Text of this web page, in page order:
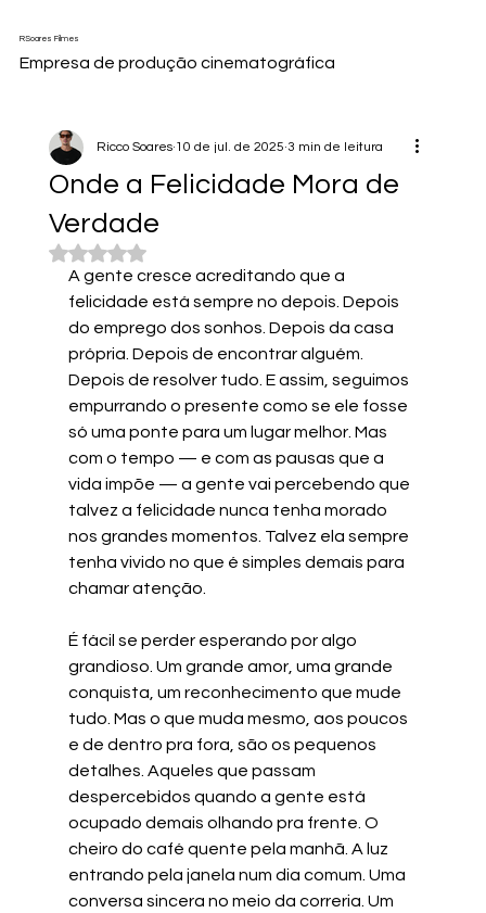
RSoares Filmes
Empresa de produção cinematográfica
Onde a Felicidade Mora de
Verdade
Ricco Soares 10 de jul. de 2025 3 min de leitura
Avaliado com NaN de 5 estrelas.
A gente cresce acreditando que a
felicidade está sempre no depois. Depois
do emprego dos sonhos. Depois da casa
própria. Depois de encontrar alguém.
Depois de resolver tudo. E assim, seguimos
empurrando o presente como se ele fosse
só uma ponte para um lugar melhor. Mas
com o tempo — e com as pausas que a
vida impõe — a gente vai percebendo que
talvez a felicidade nunca tenha morado
nos grandes momentos. Talvez ela sempre
tenha vivido no que é simples demais para
chamar atenção.
É fácil se perder esperando por algo
grandioso. Um grande amor, uma grande
conquista, um reconhecimento que mude
tudo. Mas o que muda mesmo, aos poucos
e de dentro pra fora, são os pequenos
detalhes. Aqueles que passam
despercebidos quando a gente está
ocupado demais olhando pra frente. O
cheiro do café quente pela manhã. A luz
entrando pela janela num dia comum. Uma
conversa sincera no meio da correria. Um